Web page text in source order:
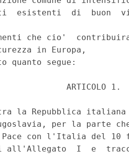
esistenti  di  buon
che cio'
in Europa,
quanto segue:
ARTICOLO 1.
la Repubblica
per la parte
con l'Italia del 10
all'Allegato  I  e